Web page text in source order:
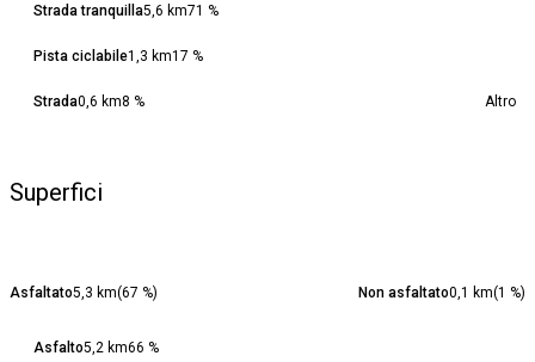
Strada tranquilla5,6 km71 %
Pista ciclabile1,3 km17 %
Strada0,6 km8 % Altro
Superfici
Asfaltato5,3 km(67 %) Non asfaltato0,1 km(1 %)
Asfalto5,2 km66 %